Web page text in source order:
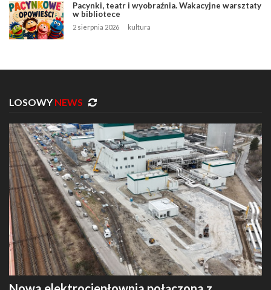
Pacynki, teatr i wyobraźnia. Wakacyjne warsztaty
w bibliotece
2 sierpnia 2026 kultura
LOSOWY NEWS